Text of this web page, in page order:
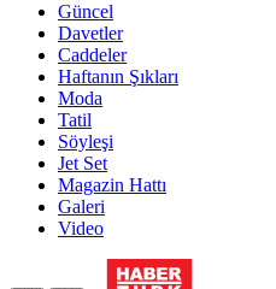
Güncel
Davetler
Caddeler
Haftanın Şıkları
Moda
Tatil
Söyleşi
Jet Set
Magazin Hattı
Galeri
Video